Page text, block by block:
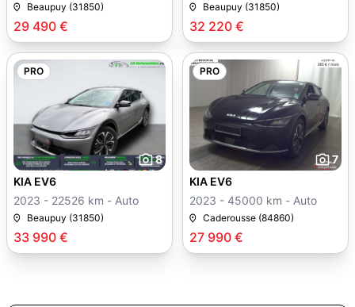
29 490 €
Beaupuy (31850)
32 220 €
Beaupuy (31850)
PRO
8
33 990 €
KIA EV6
2023 - 22526 km - Auto
Beaupuy (31850)
PRO
7
27 990 €
KIA EV6
2023 - 45000 km - Auto
Caderousse (84860)